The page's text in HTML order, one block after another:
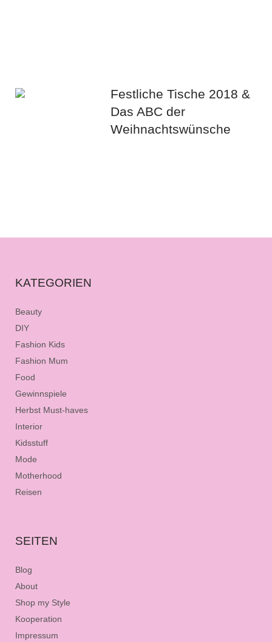
Festliche Tische 2018 &
Das ABC der
Weihnachtswünsche
KATEGORIEN
Beauty
DIY
Fashion Kids
Fashion Mum
Food
Gewinnspiele
Herbst Must-haves
Interior
Kidsstuff
Mode
Motherhood
Reisen
SEITEN
Blog
About
Shop my Style
Kooperation
Impressum